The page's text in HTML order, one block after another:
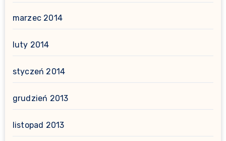
marzec 2014
luty 2014
styczeń 2014
grudzień 2013
listopad 2013